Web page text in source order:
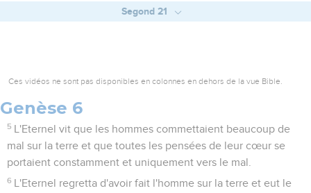
Segond 21
Ces vidéos ne sont pas disponibles en colonnes en dehors de la vue Bible.
Genèse 6
5 L'Eternel vit que les hommes commettaient beaucoup de
mal sur la terre et que toutes les pensées de leur cœur se
portaient constamment et uniquement vers le mal.
6 L'Eternel regretta d'avoir fait l'homme sur la terre et eut le